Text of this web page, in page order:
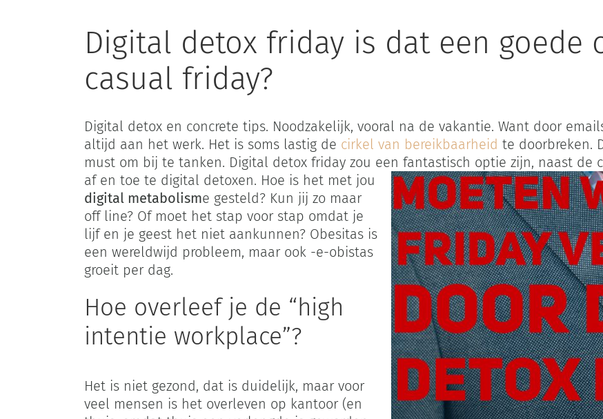
Digital detox friday is dat een goede
casual friday?
Digital detox en concrete tips. Noodzakelijk, vooral na de vakantie. Want door
altijd aan het werk. Het is soms lastig de cirkel van bereikbaarheid te doorbreken.
must om bij te tanken. Digital detox friday zou een fantastisch optie zijn, naast de
af en toe te digital detoxen. Hoe is het met jou
digital metabolisme gesteld? Kun jij zo maar
off line? Of moet het stap voor stap omdat je
lijf en je geest het niet aankunnen? Obesitas is
een wereldwijd probleem, maar ook -e-obistas
groeit per dag.
Hoe overleef je de “high
intentie workplace”?
Het is niet gezond, dat is duidelijk, maar voor
veel mensen is het overleven op kantoor (en